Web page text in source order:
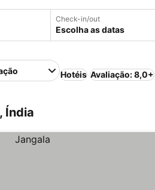
Check-in/out
Escolha as datas
Hotéis Avaliação: 8,0+
Índia